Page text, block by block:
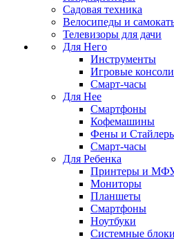
Садовая техника
Велосипеды и
Телевизоры для дачи
Для Него
Инструменты
Игровые консоли
Смарт-часы
Для Нее
Смартфоны
Кофемашины
Фены и
Смарт-часы
Для Ребенка
Принтеры и
Мониторы
Планшеты
Смартфоны
Ноутбуки
Системные блоки